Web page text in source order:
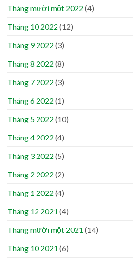
Tháng mười một 2022 (4)
Tháng 10 2022 (12)
Tháng 9 2022 (3)
Tháng 8 2022 (8)
Tháng 7 2022 (3)
Tháng 6 2022 (1)
Tháng 5 2022 (10)
Tháng 4 2022 (4)
Tháng 3 2022 (5)
Tháng 2 2022 (2)
Tháng 1 2022 (4)
Tháng 12 2021 (4)
Tháng mười một 2021 (14)
Tháng 10 2021 (6)